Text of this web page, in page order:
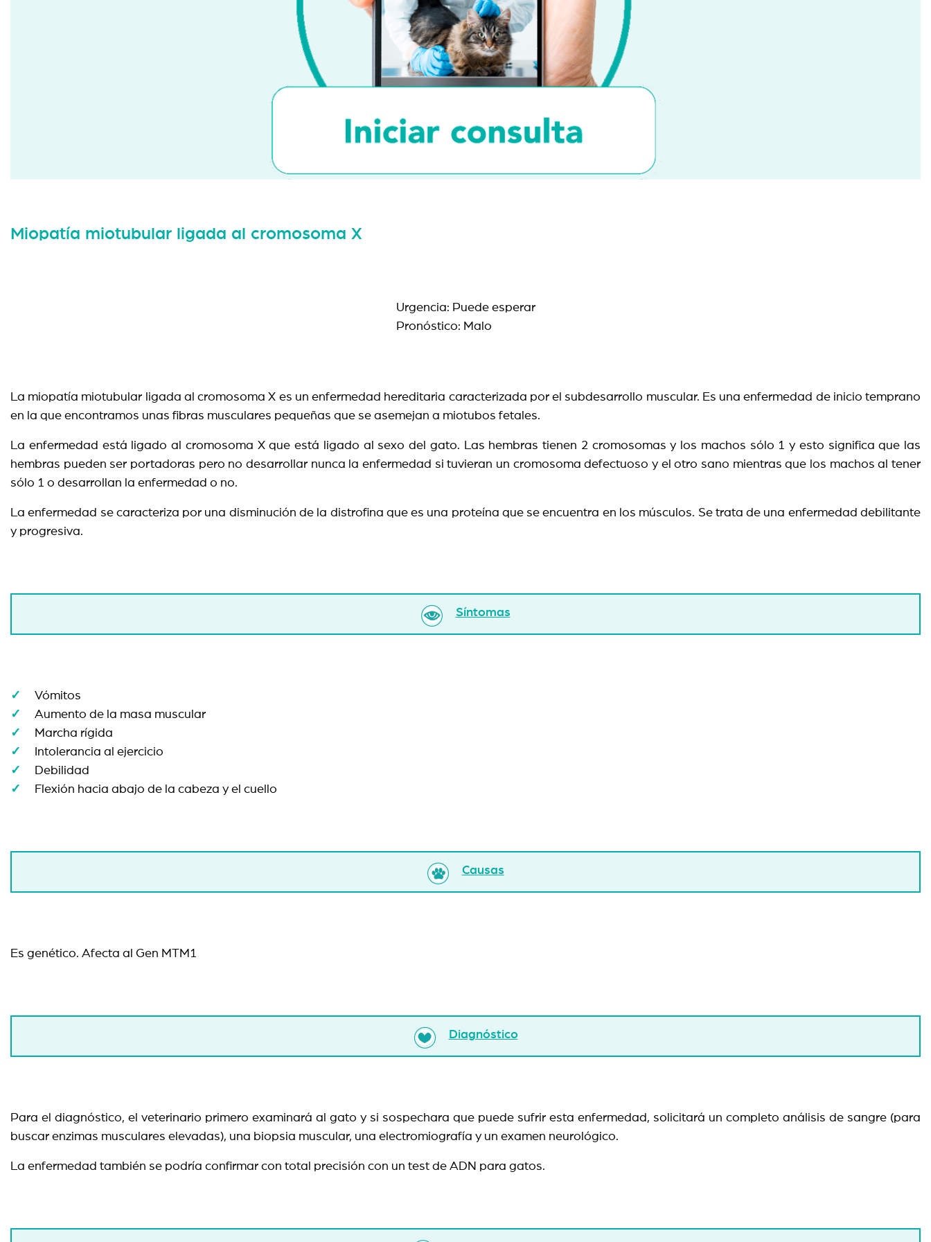
Miopatía miotubular ligada al cromosoma X
Urgencia: Puede esperar
Pronóstico: Malo
La miopatía miotubular ligada al cromosoma X es un enfermedad hereditaria caracterizada por el subdesarrollo muscular. Es una enfermedad de inicio temprano
en la que encontramos unas fibras musculares pequeñas que se asemejan a miotubos fetales.
La enfermedad está ligado al cromosoma X que está ligado al sexo del gato. Las hembras tienen 2 cromosomas y los machos sólo 1 y esto significa que las
hembras pueden ser portadoras pero no desarrollar nunca la enfermedad si tuvieran un cromosoma defectuoso y el otro sano mientras que los machos al tener
sólo 1 o desarrollan la enfermedad o no.
La enfermedad se caracteriza por una disminución de la distrofina que es una proteína que se encuentra en los músculos. Se trata de una enfermedad debilitante
y progresiva.
Síntomas
Vómitos
Aumento de la masa muscular
Marcha rígida
Intolerancia al ejercicio
Debilidad
Flexión hacia abajo de la cabeza y el cuello
Causas
Es genético. Afecta al Gen MTM1
Diagnóstico
Para el diagnóstico, el veterinario primero examinará al gato y si sospechara que puede sufrir esta enfermedad, solicitará un completo análisis de sangre (para
buscar enzimas musculares elevadas), una biopsia muscular, una electromiografía y un examen neurológico.
La enfermedad también se podría confirmar con total precisión con un test de ADN para gatos.